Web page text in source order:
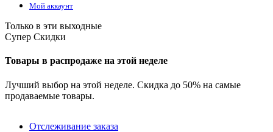
Мой аккаунт
Только в эти выходные
Супер Скидки
Товары в распродаже на этой неделе
Лучший выбор на этой неделе. Скидка до 50% на самые
продаваемые товары.
Отслеживание заказа